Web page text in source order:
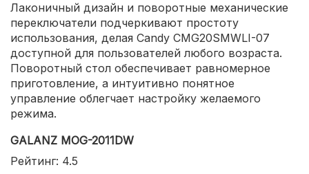
Лаконичный дизайн и поворотные механические
переключатели подчеркивают простоту
использования, делая Candy CMG20SMWLI-07
доступной для пользователей любого возраста.
Поворотный стол обеспечивает равномерное
приготовление, а интуитивно понятное
управление облегчает настройку желаемого
режима.
GALANZ MOG-2011DW
Рейтинг: 4.5